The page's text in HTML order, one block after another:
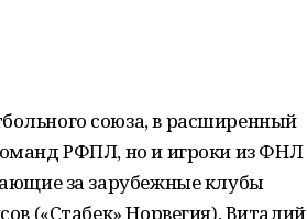
союза, в расширенный
РФПЛ, но и игроки из ФНЛ
за зарубежные клубы
(«Стабек» Норвегия), Виталий